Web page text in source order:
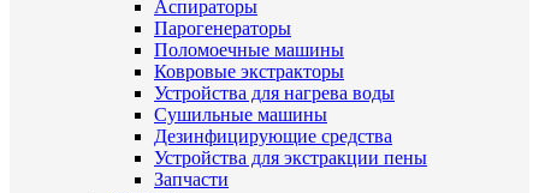
Аспираторы
Парогенераторы
Поломоечные машины
Ковровые экстракторы
Устройства для нагрева воды
Сушильные машины
Дезинфицирующие средства
Устройства для экстракции пены
Запчасти